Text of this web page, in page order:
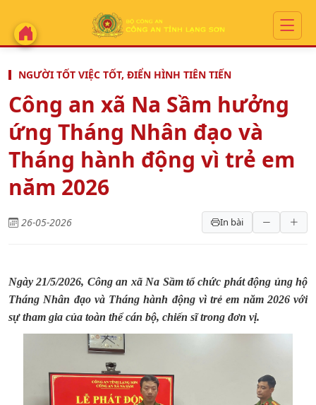
NGƯỜI TỐT VIỆC TỐT, ĐIỂN HÌNH TIÊN TIẾN
Công an xã Na Sầm hưởng
ứng Tháng Nhân đạo và
Tháng hành động vì trẻ em
năm 2026
26-05-2026 In bài
Ngày 21/5/2026, Công an xã Na Sầm tổ chức phát động ủng hộ
Tháng Nhân đạo và Tháng hành động vì trẻ em năm 2026 với
sự tham gia của toàn thể cán bộ, chiến sĩ trong đơn vị.